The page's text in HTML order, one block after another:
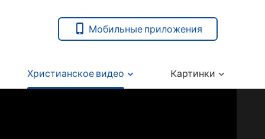
Мобильные приложения
Христианское видео Kартинки